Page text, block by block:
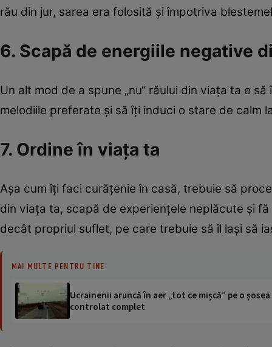
rău din jur, sarea era folosită şi împotriva
6. Scapă de energiile negative
Un alt mod de a spune „nu“ răului din viaţa ta e
melodiile preferate şi să îţi induci o stare de calm
7. Ordine în viaţa ta
Aşa cum îţi faci curăţenie în casă, trebuie să
din viaţa ta, scapă de experienţele neplăcute şi
decât propriul suflet, pe care trebuie să îl laşi să
MAI MULTE PENTRU TINE
Ucrainenii aruncă în aer „tot ce mișcă” pe o
controlat complet